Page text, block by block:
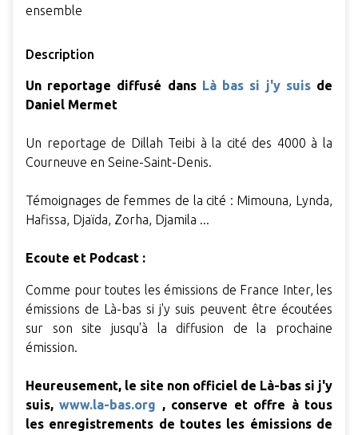
ensemble
Description
Un reportage diffusé dans Là bas si j'y suisde
Daniel Mermet
Un reportage de Dillah Teibi à la cité des 4000 à la
Courneuve en Seine-Saint-Denis.
Témoignages de femmes de la cité : Mimouna, Lynda,
Hafissa, Djaïda, Zorha, Djamila ...
Ecoute et Podcast :
Comme pour toutes les émissions de France Inter, les
émissions de Là-bas si j'y suis peuvent être écoutées
sur son site jusqu'à la diffusion de la prochaine
émission.
Heureusement, le site non officiel de Là-bas si j'y
suis,www.la-bas.org , conserve et offre à tous
les enregistrements de toutes les émissions de